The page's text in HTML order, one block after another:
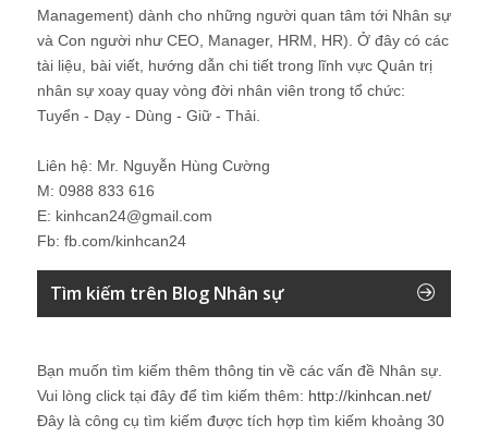
Management) dành cho những người quan tâm tới Nhân sự
và Con người như CEO, Manager, HRM, HR). Ở đây có các
tài liệu, bài viết, hướng dẫn chi tiết trong lĩnh vực Quản trị
nhân sự xoay quay vòng đời nhân viên trong tổ chức:
Tuyển - Dạy - Dùng - Giữ - Thải.
Liên hệ: Mr. Nguyễn Hùng Cường
M: 0988 833 616
E: kinhcan24@gmail.com
Fb: fb.com/kinhcan24
Tìm kiếm trên Blog Nhân sự
Bạn muốn tìm kiếm thêm thông tin về các vấn đề Nhân sự
Vui lòng click tại đây để tìm kiếm thêm: http://kinhcan.net/
Đây là công cụ tìm kiếm được tích hợp tìm kiếm khoảng 30